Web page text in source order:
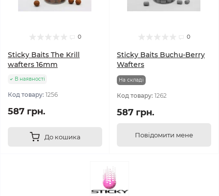
0
Sticky Baits The Krill
wafters 16mm
В наявності
Код товару: 1256
587 грн.
До кошика
0
Sticky Baits Buchu-Berry
Wafters
На складi
Код товару: 1262
587 грн.
Повідомити мене